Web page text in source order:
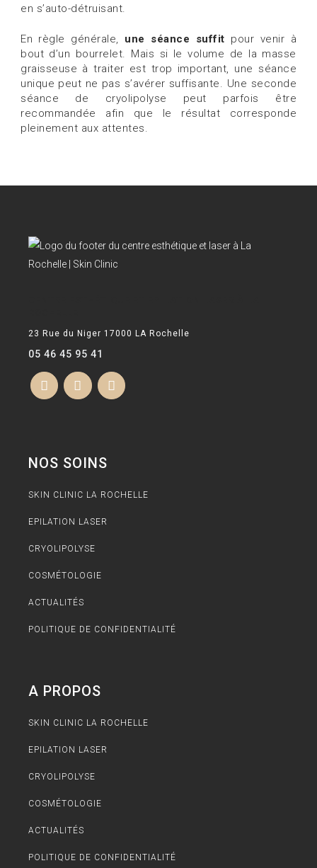
en s’auto-détruisant.
En règle générale, une séance suffit pour venir à
bout d’un bourrelet. Mais si le volume de la masse
graisseuse à traiter est trop important, une séance
unique peut ne pas s’avérer suffisante. Une seconde
séance de cryolipolyse peut parfois être
recommandée afin que le résultat corresponde
pleinement aux attentes.
23 Rue du Niger 17000 LA Rochelle
05 46 45 95 41
NOS SOINS
SKIN CLINIC LA ROCHELLE
EPILATION LASER
CRYOLIPOLYSE
COSMÉTOLOGIE
ACTUALITÉS
POLITIQUE DE CONFIDENTIALITÉ
A PROPOS
SKIN CLINIC LA ROCHELLE
EPILATION LASER
CRYOLIPOLYSE
COSMÉTOLOGIE
ACTUALITÉS
POLITIQUE DE CONFIDENTIALITÉ